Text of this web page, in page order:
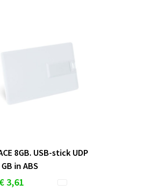
8GB. USB-stick UDP
in ABS
€ 3,61